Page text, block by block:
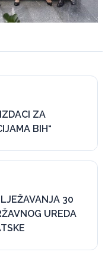
ZA
BIH“
30
UREDA